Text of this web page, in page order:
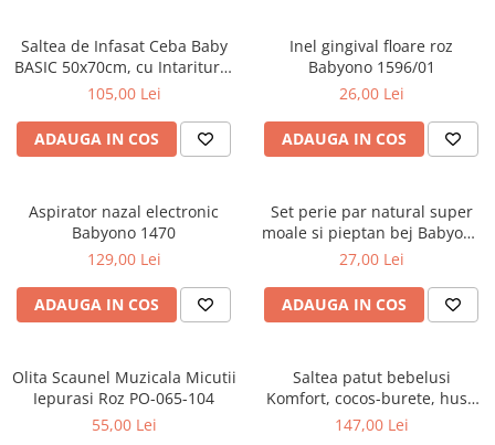
Cadite anatomice
Covorase baie
Inaltatoare antiderapante
Olite antiderapante muzicale
Olite muzicale
Olite simple
Olite tip scaunel muzicale
Reductoare moi
Seturi cadite 86 cm
Saltea de Infasat Ceba Baby
BASIC 50x70cm, cu Intaritura,
Grosime 2cm, Sistem Anti-
734
105,00 Lei
ADAUGA IN COS
Inel gingival floare roz
Babyono 1596/01
26,00 Lei
ADAUGA IN COS
Aspirator nazal electronic
Babyono 1470
129,00 Lei
ADAUGA IN COS
Set perie par natural super
moale si pieptan bej Babyono
568/03
27,00 Lei
ADAUGA IN COS
Olita Scaunel Muzicala Micutii
Iepurasi Roz PO-065-104
55,00 Lei
Saltea patut bebelusi
Komfort, cocos-burete, husa
detasabila, ortopedica,
147,00 Lei